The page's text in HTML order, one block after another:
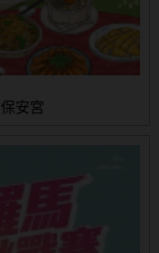
安宮